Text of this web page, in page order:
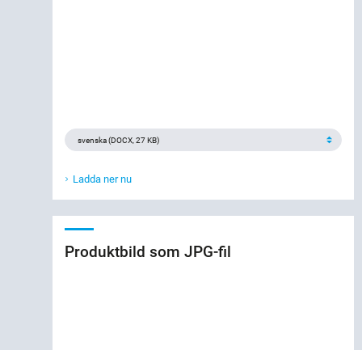
Ladda ner nu
Produktbild som JPG-fil